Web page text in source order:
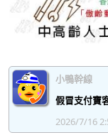
小鴨幹線
假冒支付寶
2026/7/16